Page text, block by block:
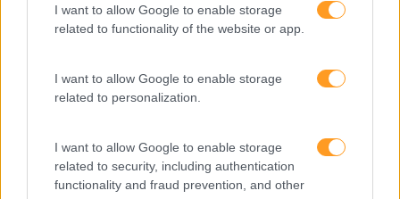
I want to allow Google to enable storage
related to functionality of the website or app.
I want to allow Google to enable storage
related to personalization.
I want to allow Google to enable storage
related to security, including authentication
functionality and fraud prevention, and other